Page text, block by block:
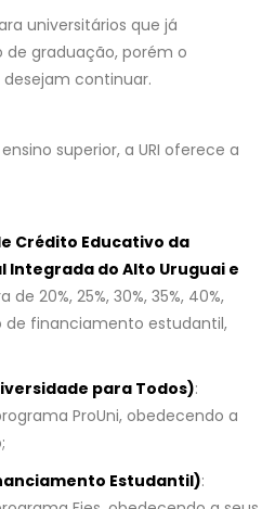
universitários que já
graduação, porém o
continuar.
superior, a URI oferece a
Crédito Educativo da
Integrada do Alto Uruguai e
de 20%, 25%, 30%, 35%, 40%,
de financiamento estudantil,
para Todos):
ProUni, obedecendo a
Estudantil):